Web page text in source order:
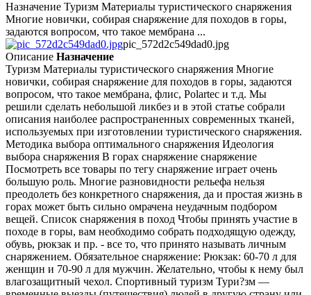
Назначение Туризм Материалы туристического снаряжения
Многие новички, собирая снаряжение для походов в горы,
задаются вопросом, что такое мембрана ...
pic_572d2c549dad0.jpg
Описание Назначение
Туризм Материалы туристического снаряжения Многие
новички, собирая снаряжение для походов в горы, задаются
вопросом, что такое мембрана, флис, Polartec и т.д. Мы
решили сделать небольшой ликбез и в этой статье собрали
описания наиболее распространенных современных тканей,
используемых при изготовлении туристического снаряжения.
Методика выбора оптимального снаряжения Идеология
выбора снаряжения В горах снаряжение снаряжение
Посмотреть все товары по тегу снаряжение играет очень
большую роль. Многие разновидности рельефа нельзя
преодолеть без конкретного снаряжения, да и простая жизнь в
горах может быть сильно омрачена неудачным подбором
вещей. Список снаряжения в поход Чтобы принять участие в
походе в горы, вам необходимо собрать подходящую одежду,
обувь, рюкзак и пр. - все то, что принято называть личным
снаряжением. Обязательное снаряжение: Рюкзак: 60-70 л для
женщин и 70-90 л для мужчин. Желательно, чтобы к нему был
влагозащитный чехол. Спортивный туризм Тури?зм —